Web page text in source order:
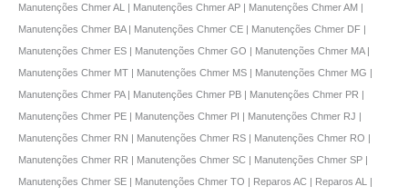
Manutenções Chmer AL | Manutenções Chmer AP | Manutenções Chmer AM |
Manutenções Chmer BA | Manutenções Chmer CE | Manutenções Chmer DF |
Manutenções Chmer ES | Manutenções Chmer GO | Manutenções Chmer MA |
Manutenções Chmer MT | Manutenções Chmer MS | Manutenções Chmer MG |
Manutenções Chmer PA | Manutenções Chmer PB | Manutenções Chmer PR |
Manutenções Chmer PE | Manutenções Chmer PI | Manutenções Chmer RJ |
Manutenções Chmer RN | Manutenções Chmer RS | Manutenções Chmer RO |
Manutenções Chmer RR | Manutenções Chmer SC | Manutenções Chmer SP |
Manutenções Chmer SE | Manutenções Chmer TO | Reparos AC | Reparos AL |